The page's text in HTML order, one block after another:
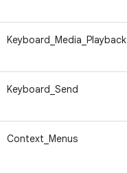
Keyboard_Media_Playback
Keyboard_Send
Context_Menus